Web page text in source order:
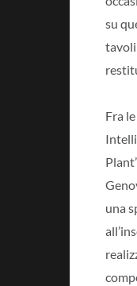
su
tavoli
Fra
una